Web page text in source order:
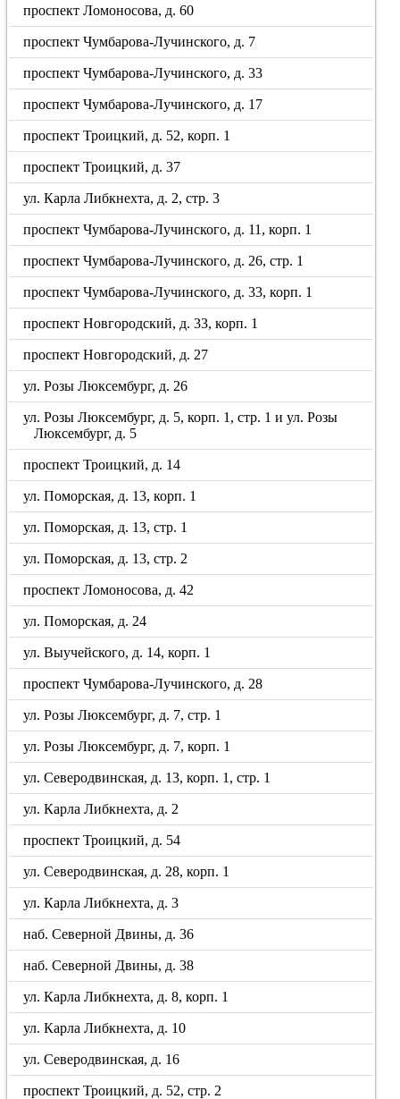
проспект Ломоносова, д. 60
проспект Чумбарова-Лучинского, д. 7
проспект Чумбарова-Лучинского, д. 33
проспект Чумбарова-Лучинского, д. 17
проспект Троицкий, д. 52, корп. 1
проспект Троицкий, д. 37
ул. Карла Либкнехта, д. 2, стр. 3
проспект Чумбарова-Лучинского, д. 11, корп. 1
проспект Чумбарова-Лучинского, д. 26, стр. 1
проспект Чумбарова-Лучинского, д. 33, корп. 1
проспект Новгородский, д. 33, корп. 1
проспект Новгородский, д. 27
ул. Розы Люксембург, д. 26
ул. Розы Люксембург, д. 5, корп. 1, стр. 1 и ул. Розы
Люксембург, д. 5
проспект Троицкий, д. 14
ул. Поморская, д. 13, корп. 1
ул. Поморская, д. 13, стр. 1
ул. Поморская, д. 13, стр. 2
проспект Ломоносова, д. 42
ул. Поморская, д. 24
ул. Выучейского, д. 14, корп. 1
проспект Чумбарова-Лучинского, д. 28
ул. Розы Люксембург, д. 7, стр. 1
ул. Розы Люксембург, д. 7, корп. 1
ул. Северодвинская, д. 13, корп. 1, стр. 1
ул. Карла Либкнехта, д. 2
проспект Троицкий, д. 54
ул. Северодвинская, д. 28, корп. 1
ул. Карла Либкнехта, д. 3
наб. Северной Двины, д. 36
наб. Северной Двины, д. 38
ул. Карла Либкнехта, д. 8, корп. 1
ул. Карла Либкнехта, д. 10
ул. Северодвинская, д. 16
проспект Троицкий, д. 52, стр. 2